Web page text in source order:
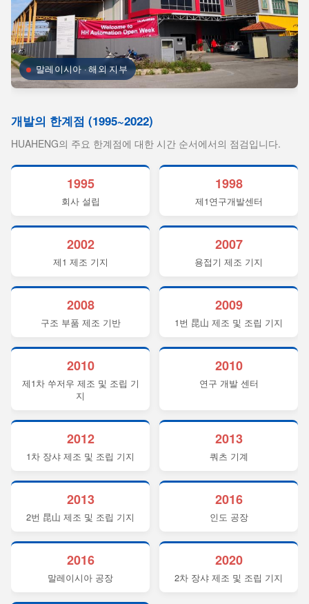
말레이시아 · 해외 지부
개발의 한계점 (1995~2022)
HUAHENG의 주요 한계점에 대한 시간 순서에서의 점검입니다.
1995
회사 설립
1998
제1연구개발센터
2002
제1 제조 기지
2007
용접기 제조 기지
2008
구조 부품 제조 기반
2009
1번 昆山 제조 및 조립 기지
2010
제1차 쑤저우 제조 및 조립 기
지
2010
연구 개발 센터
2012
1차 장샤 제조 및 조립 기지
2013
쿼츠 기계
2013
2번 昆山 제조 및 조립 기지
2016
인도 공장
2016
말레이시아 공장
2020
2차 장샤 제조 및 조립 기지